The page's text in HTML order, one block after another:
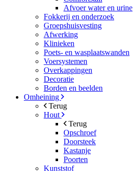
Afvoer water en urine
Fokkerij en onderzoek
Groepshuisvesting
Afwerking
Klinieken
Poets- en wasplaatswanden
Voersystemen
Overkappingen
Decoratie
Borden en beelden
Omheining
Terug
Hout
Terug
Opschroef
Doorsteek
Kastanje
Poorten
Kunststof